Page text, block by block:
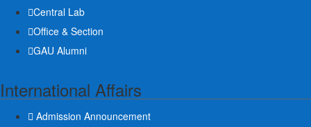
Central Lab
Office & Section
GAU Alumni
International Affairs
Admission Announcement